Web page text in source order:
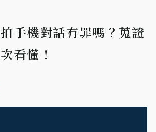
手機對話有罪嗎？蒐證
看懂！